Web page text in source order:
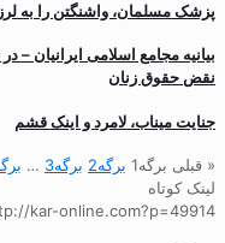
پزشک مسلمان، واشنگتن را به
بیانیه مجامع اسلامی ایرانیان
نقض حقوق زنان
جنایت میناب، لامرد و اینک قشم
« قبلی برگه1 برگه2 برگه3
…
لینک کوتاه
kar-online.com?p=49914